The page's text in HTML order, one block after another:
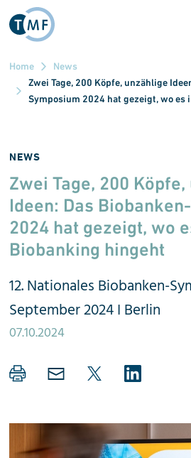
Direkt zum Inhalt
Home
News
Zwei Tage, 200 Köpfe, unzählige
Symposium 2024 hat gezeigt, wo es
NEWS
Zwei Tage, 200
Ideen: Das
2024 hat gezeigt, wo
Biobanking hingeht
12. Nationales Biobanken-
September 2024 I Berlin
07.10.2024